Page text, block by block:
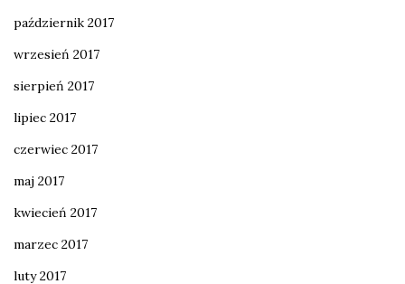
październik 2017
wrzesień 2017
sierpień 2017
lipiec 2017
czerwiec 2017
maj 2017
kwiecień 2017
marzec 2017
luty 2017